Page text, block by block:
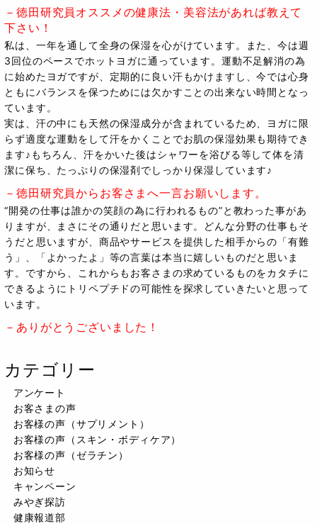
－徳田研究員オススメの健康法・美容法があれば教えて
下さい！
私は、一年を通して全身の保湿を心がけています。また、今は週
3回位のペースでホットヨガに通っています。運動不足解消の為
に始めたヨガですが、定期的に良い汗もかけますし、今では心身
ともにバランスを保つためには欠かすことの出来ない時間となっ
ています。
実は、汗の中にも天然の保湿成分が含まれているため、ヨガに限
らず適度な運動をして汗をかくことでお肌の保湿効果も期待でき
ます♪もちろん、汗をかいた後はシャワーを浴びる等して体を清
潔に保ち、たっぷりの保湿剤でしっかり保湿しています♪
－徳田研究員からお客さまへ一言お願いします。
“開発の仕事は誰かの笑顔の為に行われるもの”と教わった事があ
りますが、まさにその通りだと思います。どんな分野の仕事もそ
うだと思いますが、商品やサービスを提供した相手からの「有難
う」、「よかったよ」等の言葉は本当に嬉しいものだと思いま
す。ですから、これからもお客さまの求めているものをカタチに
できるようにトリペプチドの可能性を探求していきたいと思って
います。
－ありがとうございました！
カテゴリー
アンケート
お客さまの声
お客様の声（サプリメント）
お客様の声（スキン・ボディケア）
お客様の声（ゼラチン）
お知らせ
キャンペーン
みやぎ探訪
健康報道部